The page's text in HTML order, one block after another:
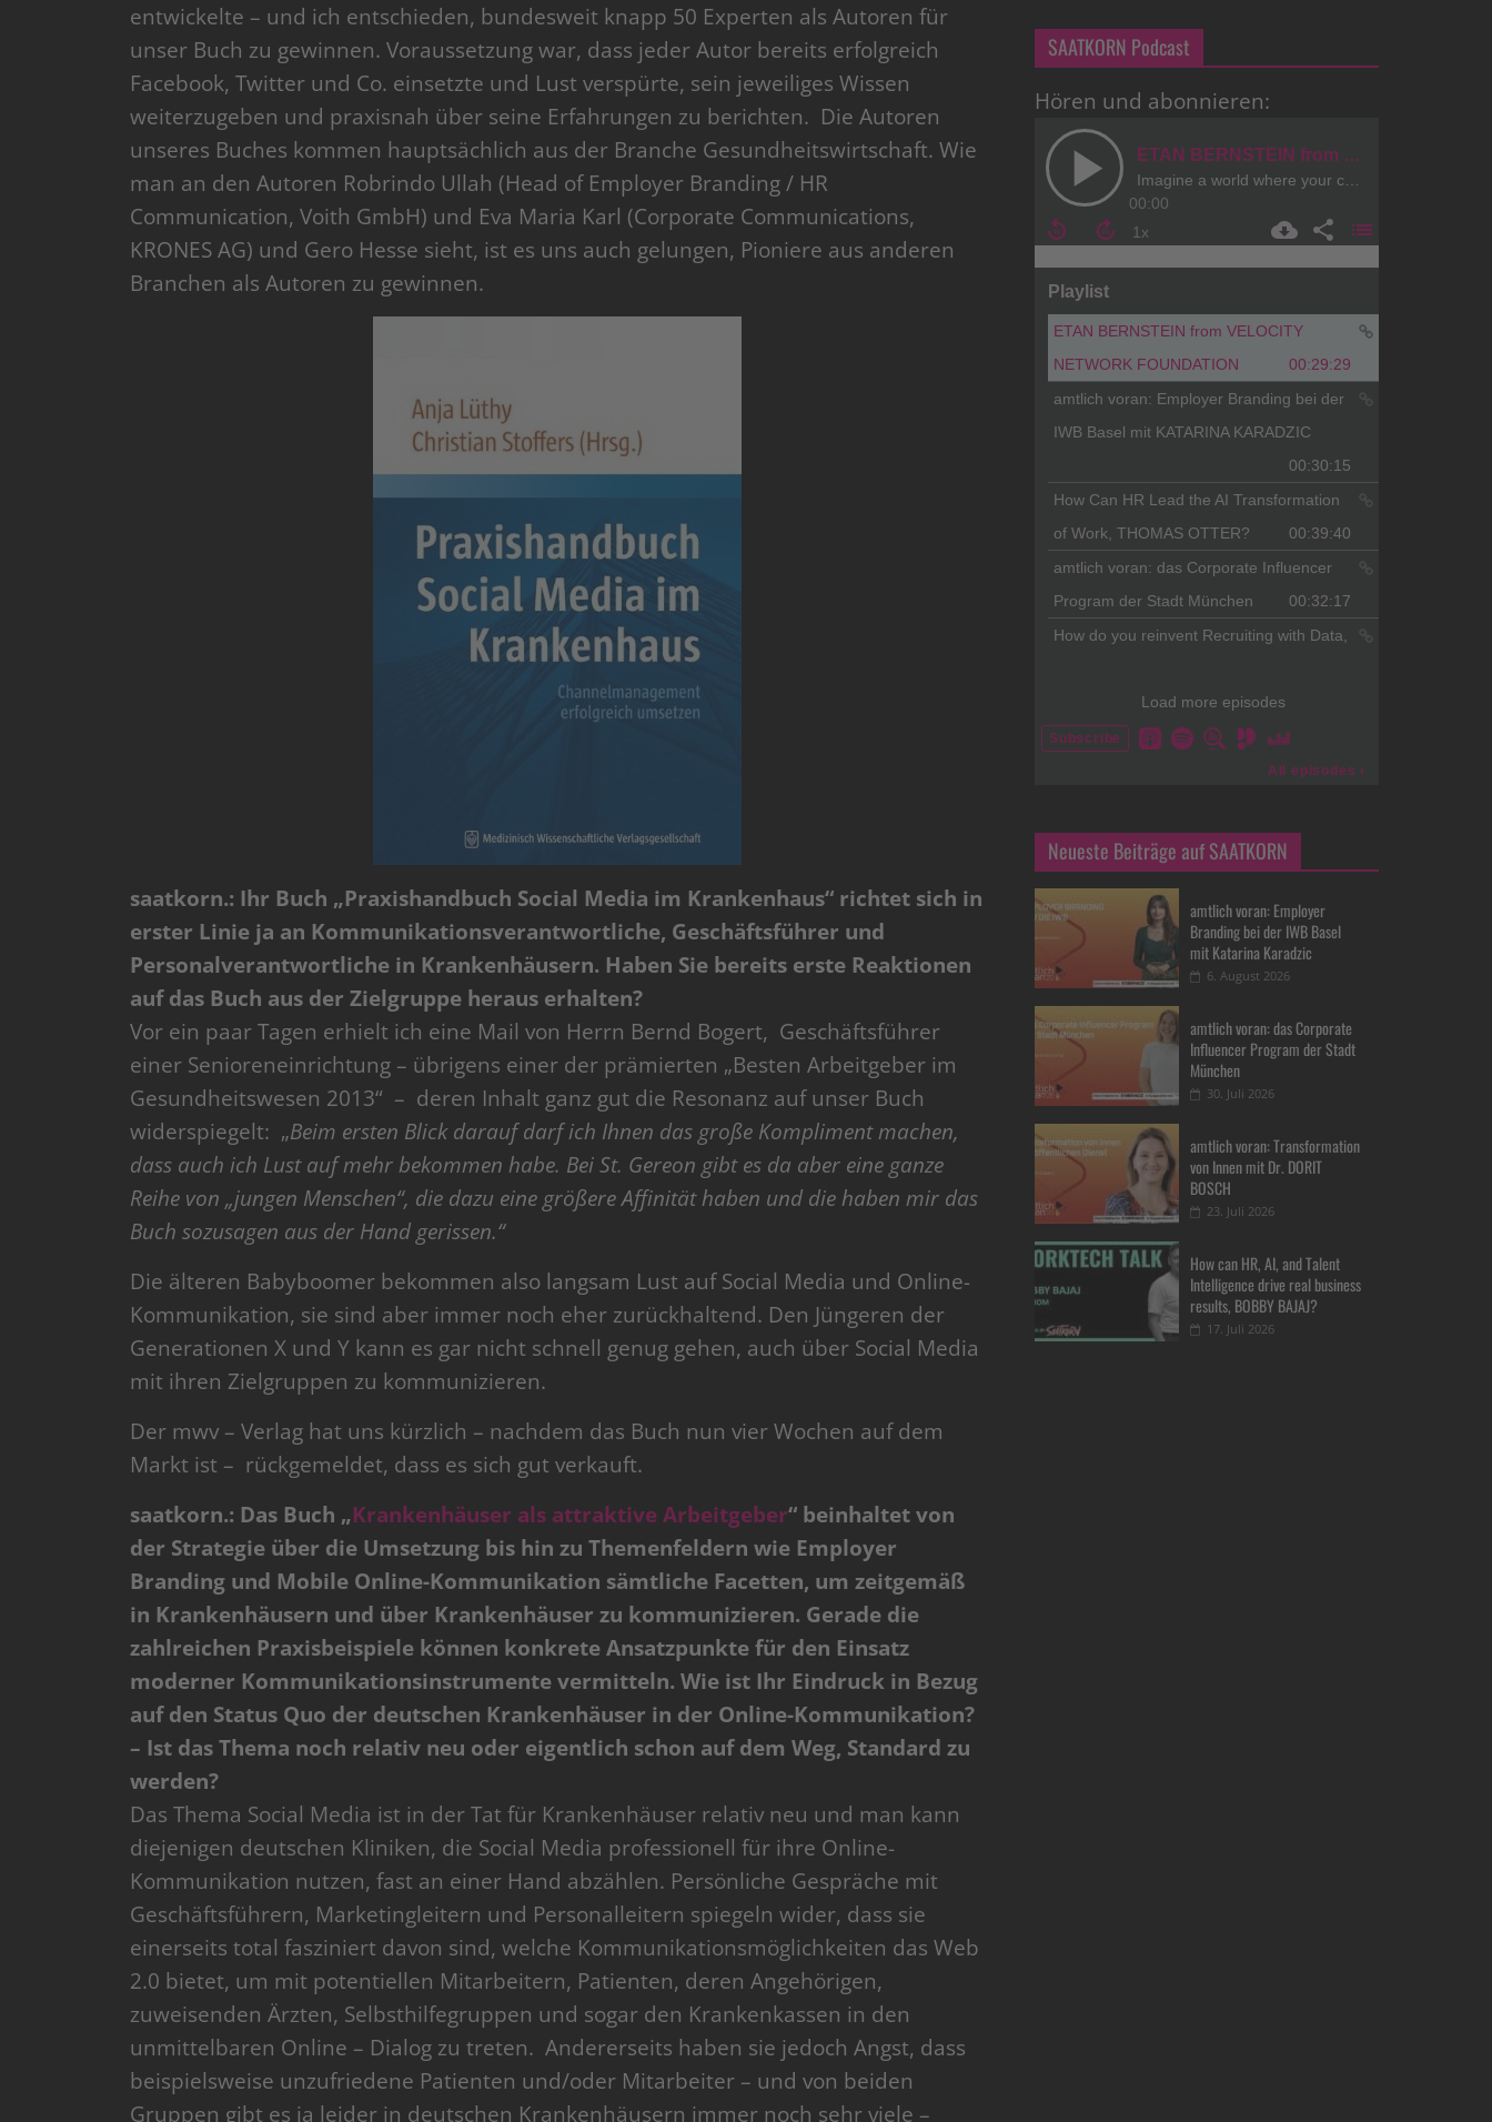
entwickelte – und ich entschieden, bundesweit knapp 50 Experten als Autoren für
unser Buch zu gewinnen. Voraussetzung war, dass jeder Autor bereits erfolgreich
Facebook, Twitter und Co. einsetzte und Lust verspürte, sein jeweiliges Wissen
weiterzugeben und praxisnah über seine Erfahrungen zu berichten. Die Autoren
unseres Buches kommen hauptsächlich aus der Branche Gesundheitswirtschaft. Wie
man an den Autoren Robrindo Ullah (Head of Employer Branding / HR
Communication, Voith GmbH) und Eva Maria Karl (Corporate Communications,
KRONES AG) und Gero Hesse sieht, ist es uns auch gelungen, Pioniere aus anderen
Branchen als Autoren zu gewinnen.
saatkorn.: Ihr Buch „Praxishandbuch Social Media im Krankenhaus“ richtet sich in
erster Linie ja an Kommunikationsverantwortliche, Geschäftsführer und
Personalverantwortliche in Krankenhäusern. Haben Sie bereits erste Reaktionen
auf das Buch aus der Zielgruppe heraus erhalten?
Vor ein paar Tagen erhielt ich eine Mail von Herrn Bernd Bogert, Geschäftsführer
einer Senioreneinrichtung – übrigens einer der prämierten „Besten Arbeitgeber im
Gesundheitswesen 2013“ – deren Inhalt ganz gut die Resonanz auf unser Buch
widerspiegelt: „Beim ersten Blick darauf darf ich Ihnen das große Kompliment machen,
dass auch ich Lust auf mehr bekommen habe. Bei St. Gereon gibt es da aber eine ganze
Reihe von „jungen Menschen“, die dazu eine größere Affinität haben und die haben mir das
Buch sozusagen aus der Hand gerissen.“
Die älteren Babyboomer bekommen also langsam Lust auf Social Media und Online-
Kommunikation, sie sind aber immer noch eher zurückhaltend. Den Jüngeren der
Generationen X und Y kann es gar nicht schnell genug gehen, auch über Social Media
mit ihren Zielgruppen zu kommunizieren.
Der mwv – Verlag hat uns kürzlich – nachdem das Buch nun vier Wochen auf dem
Markt ist – rückgemeldet, dass es sich gut verkauft.
saatkorn.: Das Buch „Krankenhäuser als attraktive Arbeitgeber“ beinhaltet von
der Strategie über die Umsetzung bis hin zu Themenfeldern wie Employer
Branding und Mobile Online-Kommunikation sämtliche Facetten, um zeitgemäß
in Krankenhäusern und über Krankenhäuser zu kommunizieren. Gerade die
zahlreichen Praxisbeispiele können konkrete Ansatzpunkte für den Einsatz
moderner Kommunikationsinstrumente vermitteln. Wie ist Ihr Eindruck in Bezug
auf den Status Quo der deutschen Krankenhäuser in der Online-Kommunikation?
– Ist das Thema noch relativ neu oder eigentlich schon auf dem Weg, Standard zu
werden?
Das Thema Social Media ist in der Tat für Krankenhäuser relativ neu und man kann
diejenigen deutschen Kliniken, die Social Media professionell für ihre Online-
Kommunikation nutzen, fast an einer Hand abzählen. Persönliche Gespräche mit
Geschäftsführern, Marketingleitern und Personalleitern spiegeln wider, dass sie
einerseits total fasziniert davon sind, welche Kommunikationsmöglichkeiten das Web
2.0 bietet, um mit potentiellen Mitarbeitern, Patienten, deren Angehörigen,
zuweisenden Ärzten, Selbsthilfegruppen und sogar den Krankenkassen in den
unmittelbaren Online – Dialog zu treten. Andererseits haben sie jedoch Angst, dass
beispielsweise unzufriedene Patienten und/oder Mitarbeiter – und von beiden
Gruppen gibt es ja leider in deutschen Krankenhäusern immer noch sehr viele –
SAATKORN Podcast
Hören und abonnieren:
Neueste Beiträge auf SAATKORN
amtlich voran: Employer
Branding bei der IWB Basel
mit Katarina Karadzic
6. August 2026
amtlich voran: das Corporate
Influencer Program der Stadt
München
30. Juli 2026
amtlich voran: Transformation
von Innen mit Dr. DORIT
BOSCH
23. Juli 2026
How can HR, AI, and Talent
Intelligence drive real business
results, BOBBY BAJAJ?
17. Juli 2026